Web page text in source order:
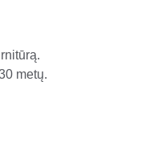
metų.